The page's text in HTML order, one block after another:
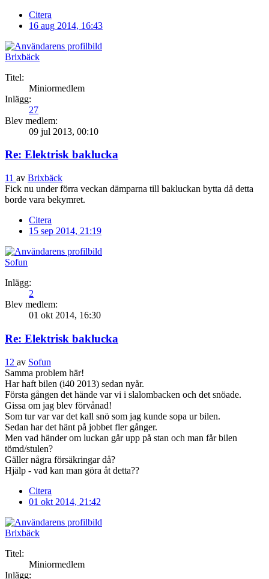
Citera
16 aug 2014, 16:43
Brixbäck
Titel:
Miniormedlem
Inlägg:
27
Blev medlem:
09 jul 2013, 00:10
Re: Elektrisk baklucka
11 av Brixbäck
Fick nu under förra veckan dämparna till bakluckan bytta då detta
borde vara bekymret.
Citera
15 sep 2014, 21:19
Sofun
Inlägg:
2
Blev medlem:
01 okt 2014, 16:30
Re: Elektrisk baklucka
12 av Sofun
Samma problem här!
Har haft bilen (i40 2013) sedan nyår.
Första gången det hände var vi i slalombacken och det snöade.
Gissa om jag blev förvånad!
Som tur var var det kall snö som jag kunde sopa ur bilen.
Sedan har det hänt på jobbet fler gånger.
Men vad händer om luckan går upp på stan och man får bilen
tömd/stulen?
Gäller några försäkringar då?
Hjälp - vad kan man göra åt detta??
Citera
01 okt 2014, 21:42
Brixbäck
Titel:
Miniormedlem
Inlägg: